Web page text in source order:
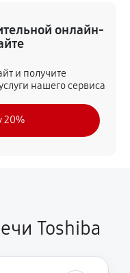
онлайн-
и получите
нашего сервиса
20%
Toshiba